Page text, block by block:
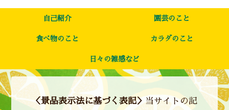
自己紹介 園芸のこと
食べ物のこと カラダのこと
日々の雑感など
＜景品表示法に基づく表記＞ 当サイトの記